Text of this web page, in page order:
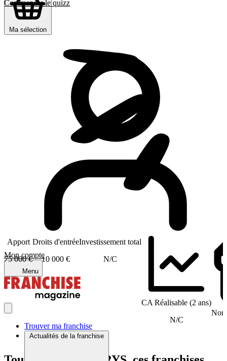
Ma sélection
Mon compte
Menu
Trouver ma franchise
Actualités de la franchise
Commencer le quizz
Apport
75 000 €
Droits d'entrée
10 000 €
Investissement total
N/C
CA Réalisable (2 ans)
N/C